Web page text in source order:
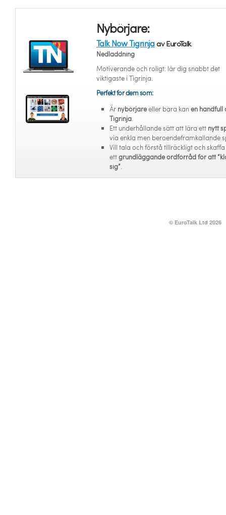
Nybörjare:
Talk Now Tigrinjaav EuroTalk
Nedladdning
Motiverande och roligt: lär dig snabbt det
viktigaste i Tigrinja.
Perfekt för dem som:
Är nybörjareeller bara kanen handfull
Tigrinja.
Ett underhållande sätt att lära ett nytt
via enkla men beroendeframkallande
Vill tala och förstå tillräckligt och
ettgrundläggande ordförråd för att
sig”.
© EuroTalk Ltd 2026